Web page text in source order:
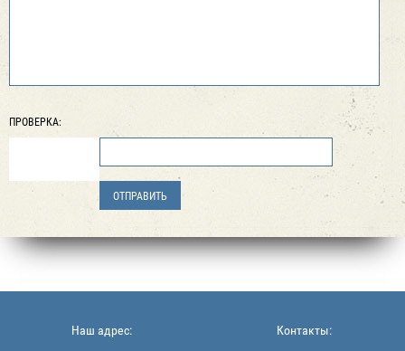
ПРОВЕРКА:
Наш адрес:
Контакты: